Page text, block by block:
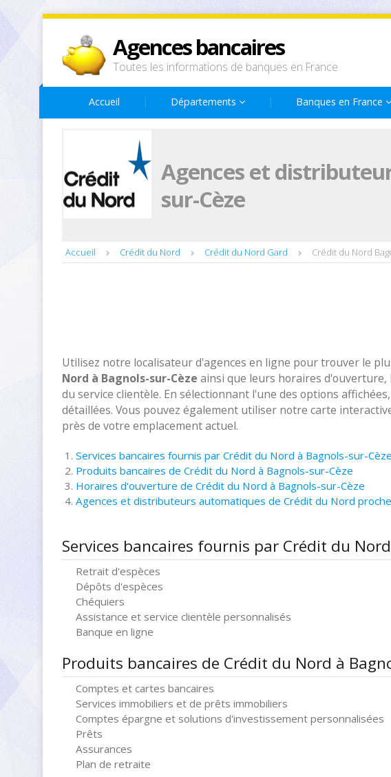
Agences bancaires
Toutes les informations de banques en France
Accueil Départements Banques en France
Agences et
sur-Cèze
Accueil Crédit du Nord Crédit du Nord Gard Crédit du Nord
Utilisez notre localisateur d'agences en ligne pour trouver le
Nord à Bagnols-sur-Cèze ainsi que leurs horaires
du service clientèle. En sélectionnant l'une des options
détaillées. Vous pouvez également utiliser notre carte
près de votre emplacement actuel.
Services bancaires fournis par Crédit du Nord à Bagnols-sur-Cèze
Produits bancaires de Crédit du Nord à Bagnols-sur-Cèze
Horaires d'ouverture de Crédit du Nord à Bagnols-sur-Cèze
Agences et distributeurs automatiques de Crédit du Nord
Services bancaires fournis par Crédit du
Retrait d'espèces
Dépôts d'espèces
Chéquiers
Assistance et service clientèle personnalisés
Banque en ligne
Produits bancaires de Crédit du Nord à
Comptes et cartes bancaires
Services immobiliers et de prêts immobiliers
Comptes épargne et solutions d'investissement personnalisées
Prêts
Assurances
Plan de retraite